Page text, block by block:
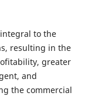
to the
resulting in the
greater
and
the commercial